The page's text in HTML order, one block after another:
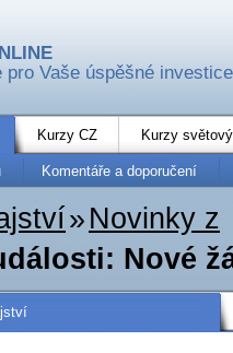
pro Vaše úspěšné investice
Kurzy CZ Kurzy
Komentáře a doporučení
» Novinky z
Nové